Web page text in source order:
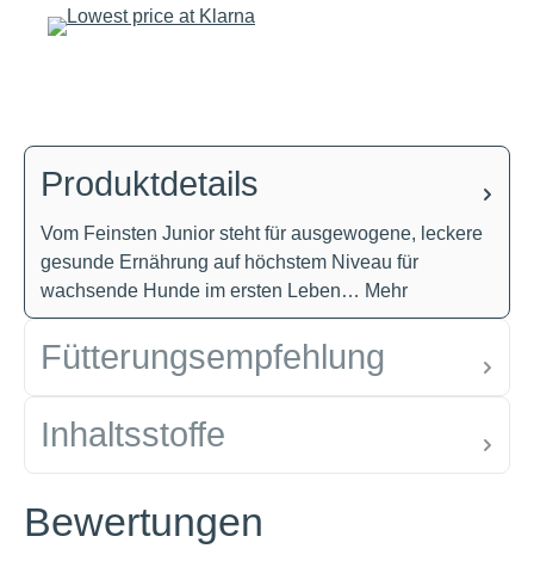
Produktdetails
Vom Feinsten Junior steht für ausgewogene, leckere
gesunde Ernährung auf höchstem Niveau für
wachsende Hunde im ersten Leben… Mehr
Fütterungsempfehlung
Inhaltsstoffe
Bewertungen